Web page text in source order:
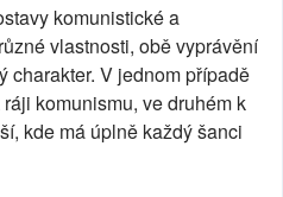
komunistické a
vlastnosti, obě vyprávění
charakter. V jednom případě
komunismu, ve druhém k
kde má úplně každý šanci